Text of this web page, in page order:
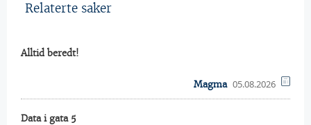
Relaterte saker
Alltid beredt!
Magma 05.08.2026
Data i gata 5